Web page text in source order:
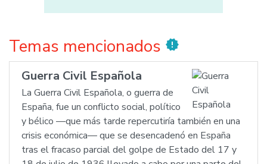
Temas mencionados new_releases
Guerra Civil Española
La Guerra Civil Española, o guerra de
España, fue un conflicto social, político
y bélico —que más tarde repercutiría también en una
crisis económica— que se desencadenó en España
tras el fracaso parcial del golpe de Estado del 17 y